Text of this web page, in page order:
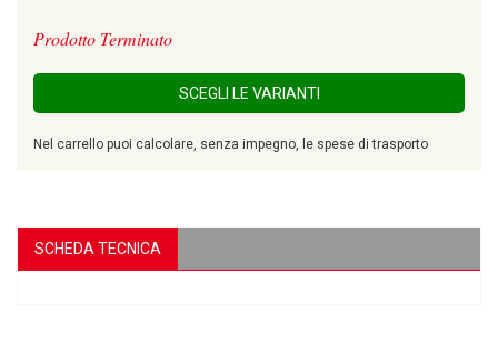
Prodotto Terminato
SCEGLI LE VARIANTI
Nel carrello puoi calcolare, senza impegno, le spese di trasporto
SCHEDA TECNICA